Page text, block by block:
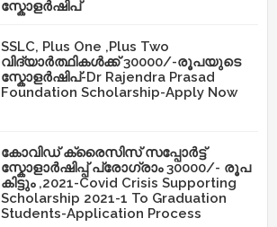
സ്കോളർഷിപ്
SSLC, Plus One ,Plus Two
വിദ്യാർത്ഥികൾക്ക് 30000/-രൂപയുടെ
സ്കോളർഷിപ്-Dr Rajendra Prasad
Foundation Scholarship-Apply Now
കോവിഡ് ക്രൈസിസ് സപ്പോർട്ട്
സ്കോളാർഷിപ്പ് പ്രോഗ്രാം 30000/- രൂപ
കിട്ടും ,2021-Covid Crisis Supporting
Scholarship 2021-1 To Graduation
Students-Application Process